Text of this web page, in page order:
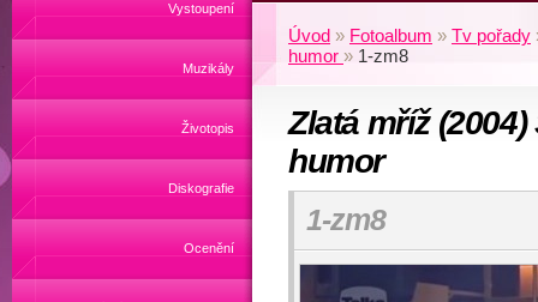
Vystoupení
Muzikály
Životopis
Diskografie
Ocenění
Úvod » Fotoalbum » Tv pořady
humor » 1-zm8
Zlatá mříž
humor
1-zm8